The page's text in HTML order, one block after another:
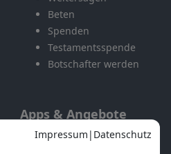
Beten
Spenden
Testamentsspende
Botschafter werden
Apps & Angebote